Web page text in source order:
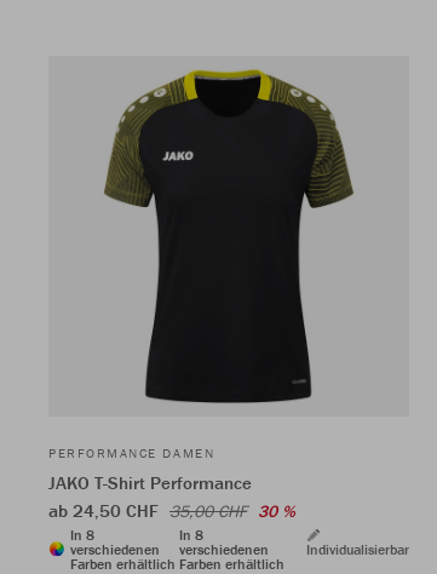
PERFORMANCE DAMEN
JAKO T-Shirt Performance
ab 24,50 CHF 35,00 CHF 30 %
In 8
verschiedenen
Farben erhältlich
In 8
verschiedenen
Farben erhältlich
Individualisierbar